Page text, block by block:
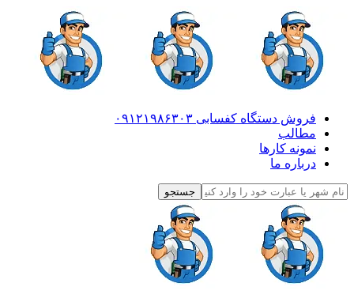
فروش دستگاه کفسابی ۰۹۱۲۱۹۸۶۳۰۳
مطالب
نمونه کارها
درباره ما